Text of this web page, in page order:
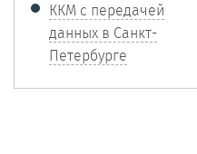
ККМ с передачей
данных в Санкт-
Петербурге